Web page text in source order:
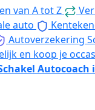
van A tot Z
auto
Autoverzekering
en koop je
Autocoach